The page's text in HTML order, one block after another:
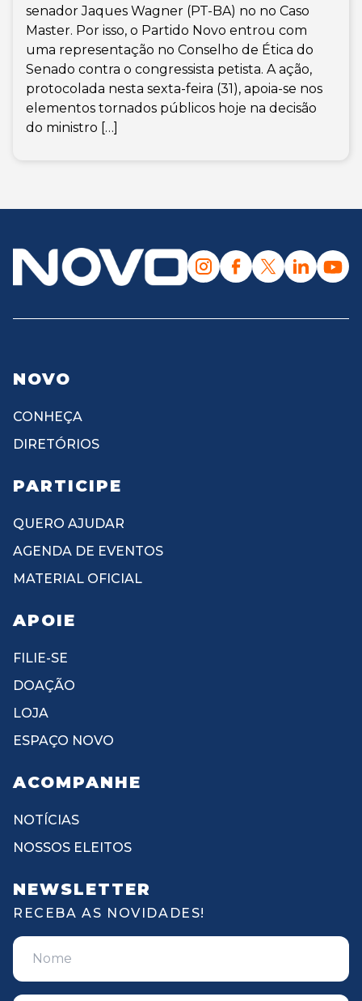
senador Jaques Wagner (PT-BA) no no Caso
Master. Por isso, o Partido Novo entrou com
uma representação no Conselho de Ética do
Senado contra o congressista petista. A ação,
protocolada nesta sexta-feira (31), apoia-se nos
elementos tornados públicos hoje na decisão
do ministro […]
NOVO
CONHEÇA
DIRETÓRIOS
PARTICIPE
QUERO AJUDAR
AGENDA DE EVENTOS
MATERIAL OFICIAL
APOIE
FILIE-SE
DOAÇÃO
LOJA
ESPAÇO NOVO
ACOMPANHE
NOTÍCIAS
NOSSOS ELEITOS
NEWSLETTER
RECEBA AS NOVIDADES!